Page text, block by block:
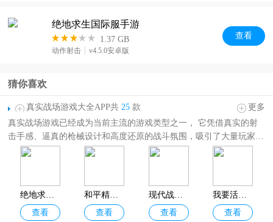
绝地求生国际服手游
1.37 GB
动作射击 v4.5.0安卓版
查看
猜你喜欢
真实战场游戏大全APP共 25 款
更多
真实战场游戏已经成为当前主流的游戏类型之一， 它凭借真实的射
击手感、逼真的枪械设计和高度还原的战斗氛围，吸引了大量玩家的
青睐。然而，市面上的射击游戏种类繁多，玩家要在庞大的游戏市场
《PUBGMOBILE》、《和平精英》、《香肠派对》等热门游戏。感
兴趣的下伙伴赶紧下载体验起来吧！
绝地求生国际服手游
查看
和平精英2026最新版
查看
现代战争5手游官方正版
查看
我要活下去
查看